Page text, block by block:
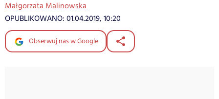
Małgorzata Malinowska
OPUBLIKOWANO: 01.04.2019, 10:20
Obserwuj nas w Google